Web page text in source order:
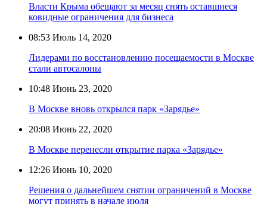
Власти Крыма обещают за месяц снять оставшиеся
ковидные ограничения для бизнеса
08:53 Июль 14, 2020
Лидерами по восстановлению посещаемости в Москве
стали автосалоны
10:48 Июнь 23, 2020
В Москве вновь открылся парк «Зарядье»
20:08 Июнь 22, 2020
В Москве перенесли открытие парка «Зарядье»
12:26 Июнь 10, 2020
Решения о дальнейшем снятии ограничений в Москве
могут принять в начале июля